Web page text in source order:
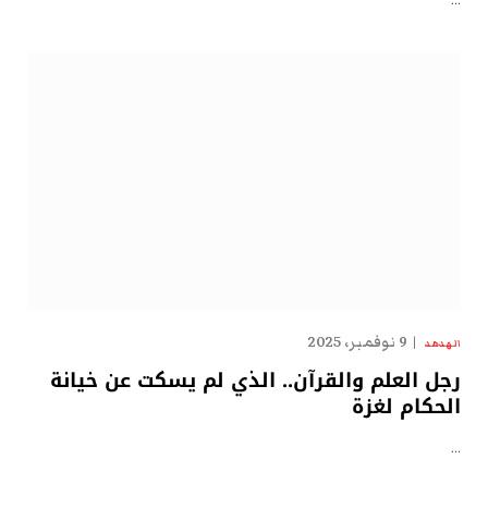
الهدهد 9 نوفمبر، 2025
رجل العلم والقرآن.. الذي لم يسكت عن خيانة
الحكام لغزة
…